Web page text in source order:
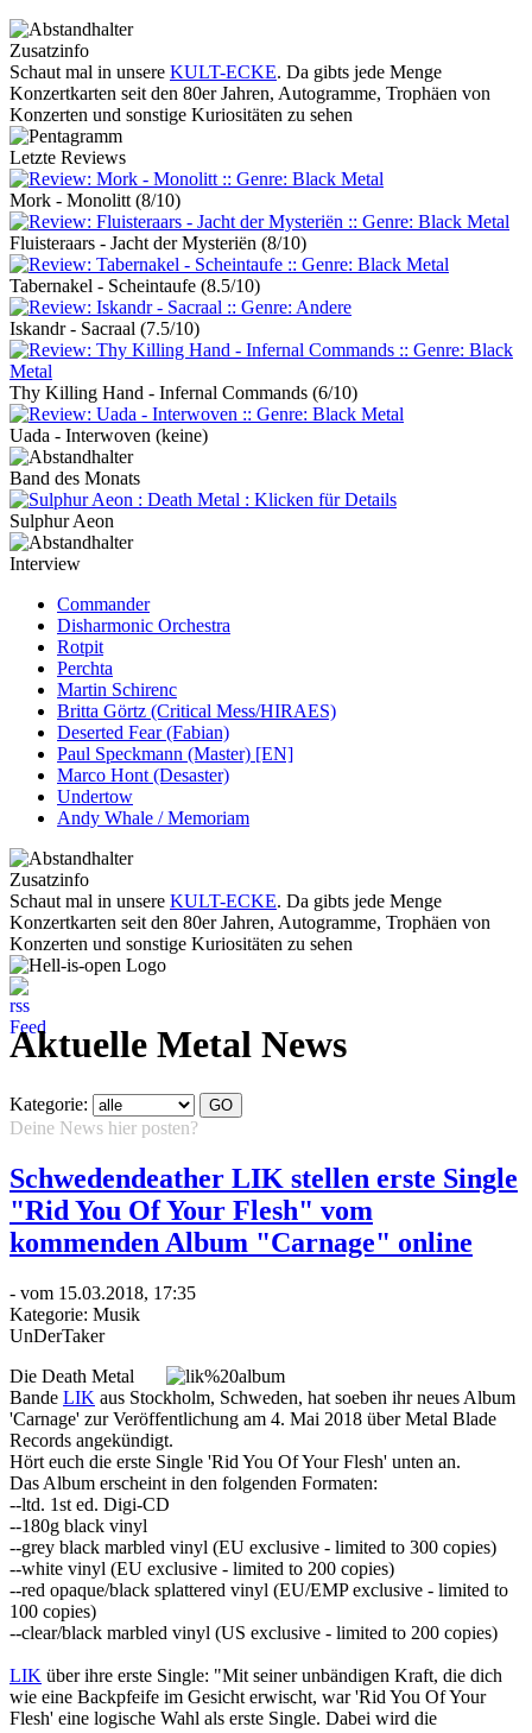
Zusatzinfo
Schaut mal in unsere KULT-ECKE. Da gibts jede Menge
Konzertkarten seit den 80er Jahren, Autogramme, Trophäen von
Konzerten und sonstige Kuriositäten zu sehen
Letzte Reviews
Mork - Monolitt (8/10)
Fluisteraars - Jacht der Mysteriën (8/10)
Tabernakel - Scheintaufe (8.5/10)
Iskandr - Sacraal (7.5/10)
Thy Killing Hand - Infernal Commands (6/10)
Uada - Interwoven (keine)
Band des Monats
Sulphur Aeon
Interview
Commander
Disharmonic Orchestra
Rotpit
Perchta
Martin Schirenc
Britta Görtz (Critical Mess/HIRAES)
Deserted Fear (Fabian)
Paul Speckmann (Master) [EN]
Marco Hont (Desaster)
Undertow
Andy Whale / Memoriam
Zusatzinfo
Schaut mal in unsere KULT-ECKE. Da gibts jede Menge
Konzertkarten seit den 80er Jahren, Autogramme, Trophäen von
Konzerten und sonstige Kuriositäten zu sehen
Aktuelle Metal News
Kategorie:
Deine News hier posten?
Schwedendeather LIK stellen erste Single
"Rid You Of Your Flesh" vom
kommenden Album "Carnage" online
- vom 15.03.2018, 17:35
Kategorie: Musik
UnDerTaker
Die Death Metal
Bande LIK aus Stockholm, Schweden, hat soeben ihr neues Album
'Carnage' zur Veröffentlichung am 4. Mai 2018 über Metal Blade
Records angekündigt.
Hört euch die erste Single 'Rid You Of Your Flesh' unten an.
Das Album erscheint in den folgenden Formaten:
--ltd. 1st ed. Digi-CD
--180g black vinyl
--grey black marbled vinyl (EU exclusive - limited to 300 copies)
--white vinyl (EU exclusive - limited to 200 copies)
--red opaque/black splattered vinyl (EU/EMP exclusive - limited to
100 copies)
--clear/black marbled vinyl (US exclusive - limited to 200 copies)
LIK über ihre erste Single: "Mit seiner unbändigen Kraft, die dich
wie eine Backpfeife im Gesicht erwischt, war 'Rid You Of Your
Flesh' eine logische Wahl als erste Single. Dabei wird die